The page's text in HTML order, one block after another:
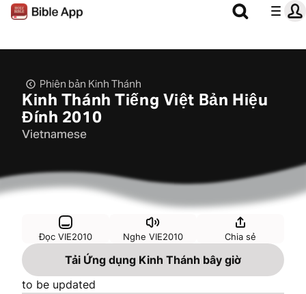
Phiên bản Kinh Thánh
Kinh Thánh Tiếng Việt Bản Hiệu
Đính 2010
Vietnamese
Đọc VIE2010 Nghe VIE2010 Chia sẻ
Tải Ứng dụng Kinh Thánh bây giờ
to be updated